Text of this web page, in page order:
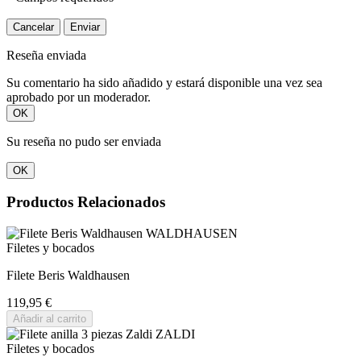
Cancelar Enviar
Reseña enviada
Su comentario ha sido añadido y estará disponible una vez sea
aprobado por un moderador.
OK
Su reseña no pudo ser enviada
OK
Productos Relacionados
Filetes y bocados
Filete Beris Waldhausen
119,95 €
Añadir al carrito
Filetes y bocados